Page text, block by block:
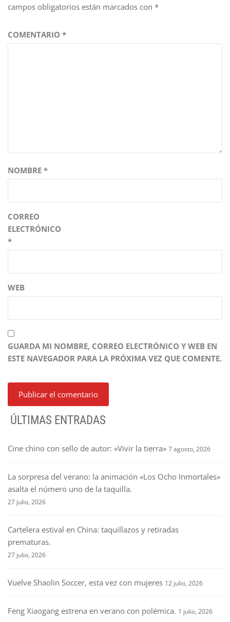
campos obligatorios están marcados con *
COMENTARIO *
NOMBRE *
CORREO
ELECTRÓNICO
*
WEB
GUARDA MI NOMBRE, CORREO ELECTRÓNICO Y WEB EN
ESTE NAVEGADOR PARA LA PRÓXIMA VEZ QUE COMENTE.
ÚLTIMAS ENTRADAS
Cine chino con sello de autor: «Vivir la tierra» 7 agosto, 2026
La sorpresa del verano: la animación «Los Ocho Inmortales»
asalta el número uno de la taquilla.
27 julio, 2026
Cartelera estival en China: taquillazos y retiradas
prematuras.
27 julio, 2026
Vuelve Shaolin Soccer, esta vez con mujeres 12 julio, 2026
Feng Xiaogang estrena en verano con polémica. 1 julio, 2026